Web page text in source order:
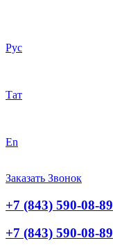
Рус
Тат
En
Заказать Звонок
+7 (843) 590-08-89
+7 (843) 590-08-89